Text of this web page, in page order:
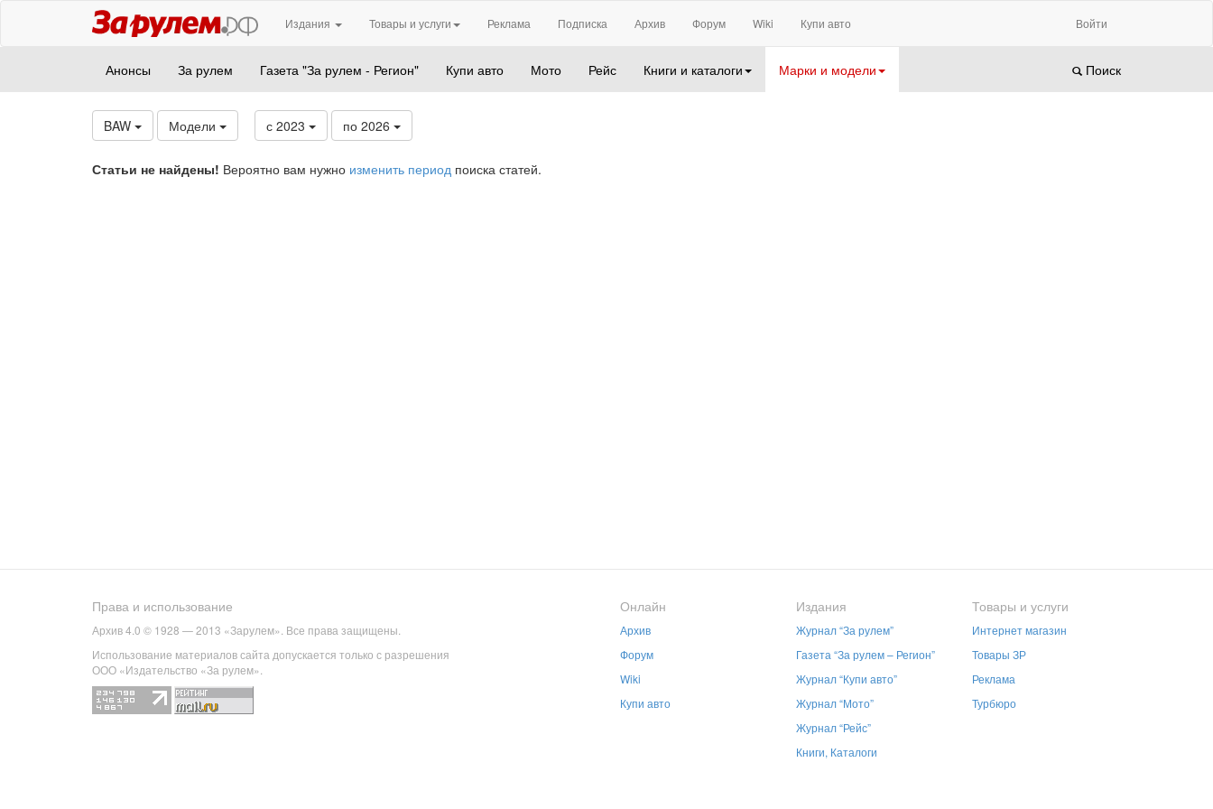
Издания Товары и услуги Реклама Подписка Архив Форум Wiki Купи авто Войти
Анонсы За рулем Газета "За рулем - Регион" Купи авто Мото Рейс Книги и каталоги Марки и модели Поиск
BAW Модели с 2023 по 2026
Статьи не найдены! Вероятно вам нужно изменить период поиска статей.
Права и использование
Архив 4.0 © 1928 — 2013 «Зарулем». Все права защищены.
Использование материалов сайта допускается только с разрешения
ООО «Издательство «За рулем».
Онлайн
Архив
Форум
Wiki
Купи авто
Издания
Журнал “За рулем”
Газета “За рулем – Регион”
Журнал “Купи авто”
Журнал “Мото”
Журнал “Рейс”
Книги, Каталоги
Товары и услуги
Интернет магазин
Товары ЗР
Реклама
Турбюро